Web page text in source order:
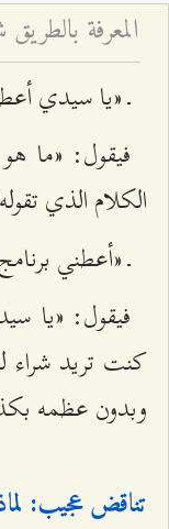
ـ «يا سيدي
فيقول: «ما
الكلام الذي
ـ «أعطني
فيقول: «يا
كنت تريد شراء
وبدون عظمه
تناقض عجيب: